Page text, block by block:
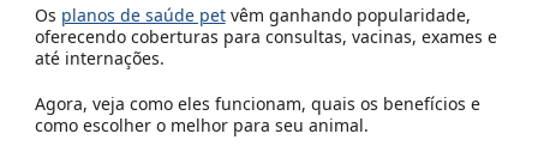
Os planos de saúde petvêm ganhando popularidade,
oferecendo coberturas para consultas, vacinas, exames e
até internações.
Agora, veja como eles funcionam, quais os benefícios e
como escolher o melhor para seu animal.